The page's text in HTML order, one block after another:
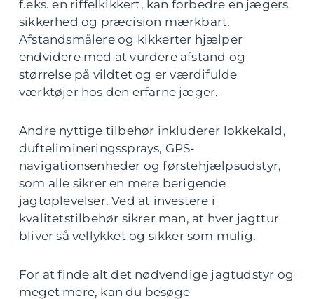
f.eks. en riffelkikkert, kan forbedre en jægers
sikkerhed og præcision mærkbart.
Afstandsmålere og kikkerter hjælper
endvidere med at vurdere afstand og
størrelse på vildtet og er værdifulde
værktøjer hos den erfarne jæger.
Andre nyttige tilbehør inkluderer lokkekald,
duftelimineringssprays, GPS-
navigationsenheder og førstehjælpsudstyr,
som alle sikrer en mere berigende
jagtoplevelser. Ved at investere i
kvalitetstilbehør sikrer man, at hver jagttur
bliver så vellykket og sikker som mulig.
For at finde alt det nødvendige jagtudstyr og
meget mere, kan du besøge